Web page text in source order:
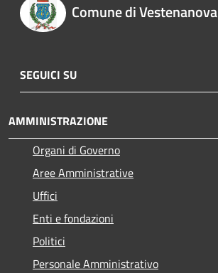
Comune di Vestenanova
SEGUICI SU
AMMINISTRAZIONE
Organi di Governo
Aree Amministrative
Uffici
Enti e fondazioni
Politici
Personale Amministrativo